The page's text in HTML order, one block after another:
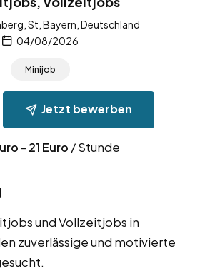
St, Bayern, Deutschland
04/08/2026
Minijob
Jetzt bewerben
- 21 Euro / Stunde
und Vollzeitjobs in
zuverlässige und motivierte